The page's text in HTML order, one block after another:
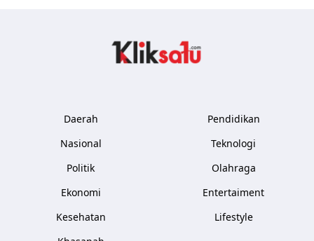
Daerah
Nasional
Politik
Ekonomi
Kesehatan
Pendidikan
Teknologi
Olahraga
Entertaiment
Lifestyle